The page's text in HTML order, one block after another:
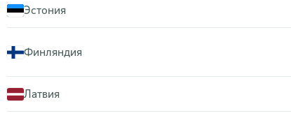
Эстония
Финляндия
Латвия